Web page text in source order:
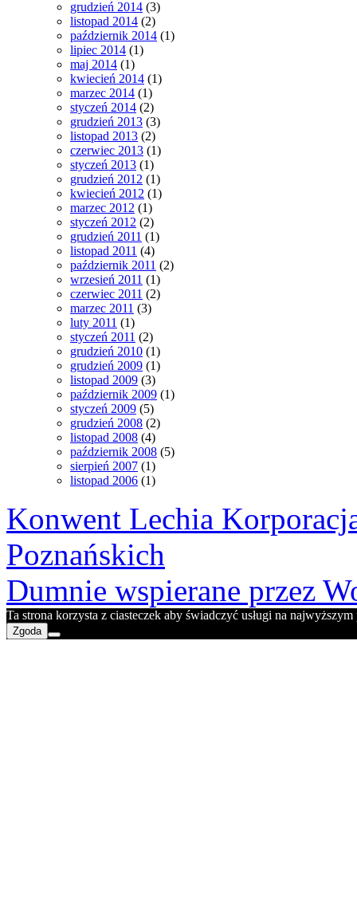
grudzień 2014 (3)
listopad 2014 (2)
październik 2014 (1)
lipiec 2014 (1)
maj 2014 (1)
kwiecień 2014 (1)
marzec 2014 (1)
styczeń 2014 (2)
grudzień 2013 (3)
listopad 2013 (2)
czerwiec 2013 (1)
styczeń 2013 (1)
grudzień 2012 (1)
kwiecień 2012 (1)
marzec 2012 (1)
styczeń 2012 (2)
grudzień 2011 (1)
listopad 2011 (4)
październik 2011 (2)
wrzesień 2011 (1)
czerwiec 2011 (2)
marzec 2011 (3)
luty 2011 (1)
styczeń 2011 (2)
grudzień 2010 (1)
grudzień 2009 (1)
listopad 2009 (3)
październik 2009 (1)
styczeń 2009 (5)
grudzień 2008 (2)
listopad 2008 (4)
październik 2008 (5)
sierpień 2007 (1)
listopad 2006 (1)
Konwent Lechia
Poznańskich
Dumnie wspierane przez
Ta strona korzysta z ciasteczek aby świadczyć usługi na
Zgoda